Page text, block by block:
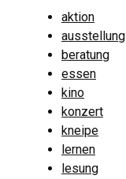
aktion
ausstellung
beratung
essen
kino
konzert
kneipe
lernen
lesung